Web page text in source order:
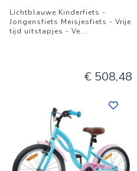
Lichtblauwe Kinderfiets -
Jongensfiets Meisjesfiets - Vrije
tijd uitstapjes - Ve...
€ 508,48